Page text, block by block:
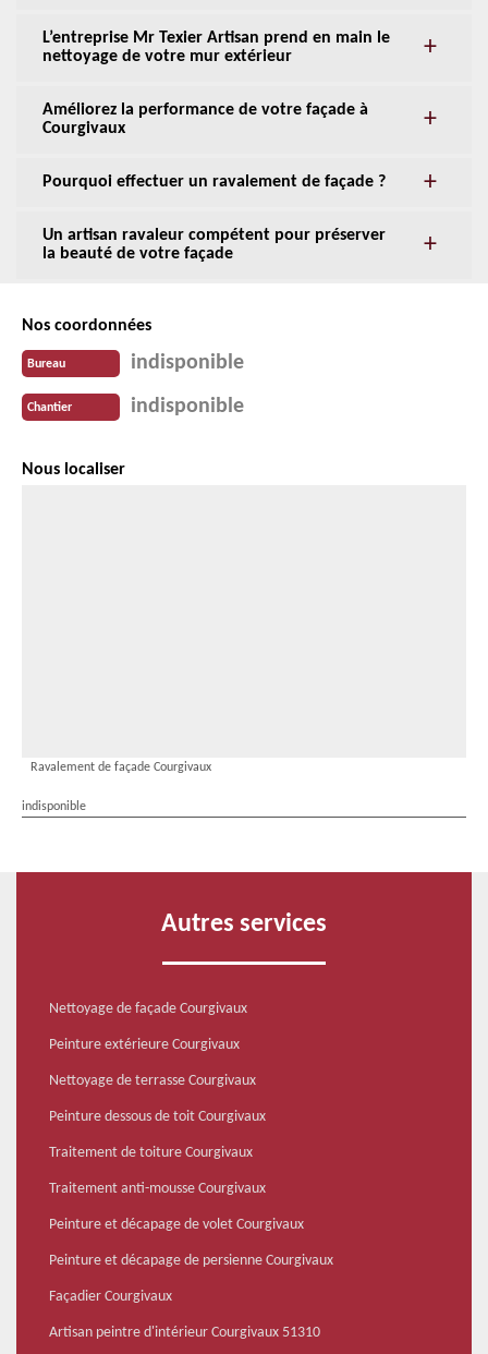
L’entreprise Mr Texier Artisan prend en main le
nettoyage de votre mur extérieur
Améliorez la performance de votre façade à
Courgivaux
Pourquoi effectuer un ravalement de façade ?
Un artisan ravaleur compétent pour préserver
la beauté de votre façade
Nos coordonnées
Bureau indisponible
Chantier indisponible
Nous localiser
Ravalement de façade Courgivaux
indisponible
Autres services
Nettoyage de façade Courgivaux
Peinture extérieure Courgivaux
Nettoyage de terrasse Courgivaux
Peinture dessous de toit Courgivaux
Traitement de toiture Courgivaux
Traitement anti-mousse Courgivaux
Peinture et décapage de volet Courgivaux
Peinture et décapage de persienne Courgivaux
Façadier Courgivaux
Artisan peintre d'intérieur Courgivaux 51310